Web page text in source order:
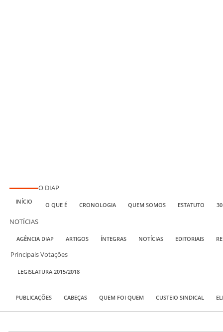
INÍCIO
O DIAP
O QUE É CRONOLOGIA QUEM SOMOS ESTATUTO
NOTÍCIAS
AGÊNCIA DIAP ARTIGOS ÍNTEGRAS NOTÍCIAS EDITORIAIS
Principais Votações
LEGISLATURA 2015/2018
PUBLICAÇÕES CABEÇAS QUEM FOI QUEM CUSTEIO SINDICAL